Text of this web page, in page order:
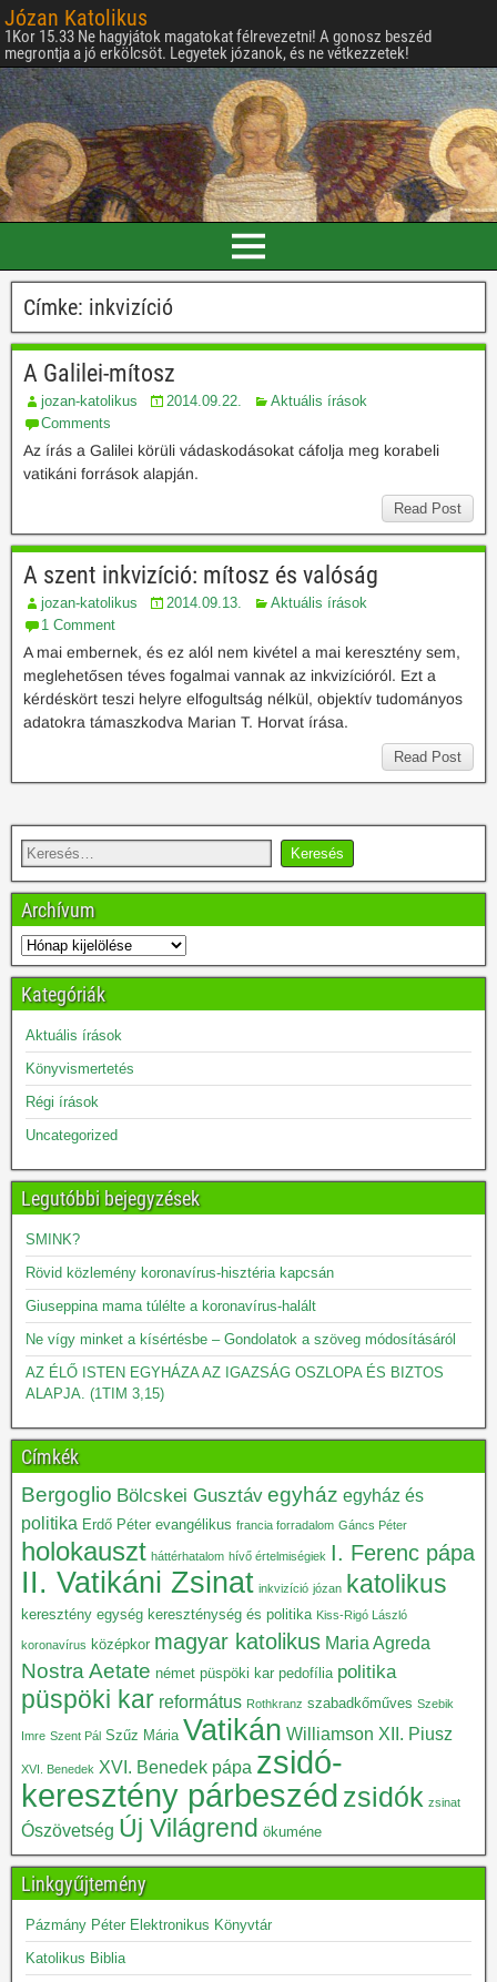
Józan Katolikus
1Kor 15.33 Ne hagyjátok magatokat félrevezetni! A gonosz beszéd
megrontja a jó erkölcsöt. Legyetek józanok, és ne vétkezzetek!
Címke: inkvizíció
A Galilei-mítosz
jozan-katolikus 2014.09.22.
Aktuális írások
Comments
Az írás a Galilei körüli vádaskodásokat cáfolja meg korabeli
vatikáni források alapján.
Read Post
A szent inkvizíció: mítosz és valóság
jozan-katolikus 2014.09.13.
Aktuális írások
1 Comment
A mai embernek, és ez alól nem kivétel a mai keresztény sem,
meglehetősen téves fogalmai vannak az inkvizícióról. Ezt a
kérdéskört teszi helyre elfogultság nélkül, objektív tudományos
adatokra támaszkodva Marian T. Horvat írása.
Read Post
Archívum
Kategóriák
Aktuális írások
Könyvismertetés
Régi írások
Uncategorized
Legutóbbi bejegyzések
SMINK?
Rövid közlemény koronavírus-hisztéria kapcsán
Giuseppina mama túlélte a koronavírus-halált
Ne vígy minket a kísértésbe – Gondolatok a szöveg módosításáról
AZ ÉLŐ ISTEN EGYHÁZA AZ IGAZSÁG OSZLOPA ÉS BIZTOS
ALAPJA. (1TIM 3,15)
Címkék
Bergoglio Bölcskei Gusztáv egyház egyház és
politika Erdő Péter evangélikus francia forradalom Gáncs Péter
holokauszt háttérhatalom hívő értelmiségiek I. Ferenc pápa
II. Vatikáni Zsinat inkvizíció józan katolikus
keresztény egység kereszténység és politika Kiss-Rigó László
koronavírus középkor magyar katolikus Maria Agreda
Nostra Aetate német püspöki kar pedofília politika
püspöki kar református Rothkranz szabadkőműves Szebik
Imre Szent Pál Szűz Mária Vatikán Williamson XII. Piusz
XVI. Benedek XVI. Benedek pápa zsidó-
keresztény párbeszéd zsidók zsinat
Ószövetség Új Világrend ökuméne
Linkgyűjtemény
Pázmány Péter Elektronikus Könyvtár
Katolikus Biblia